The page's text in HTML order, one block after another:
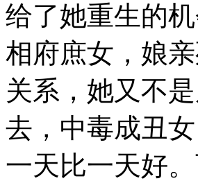
给了她重生的
相府庶女，娘
关系，她又不
去，中毒成丑
一天比一天好